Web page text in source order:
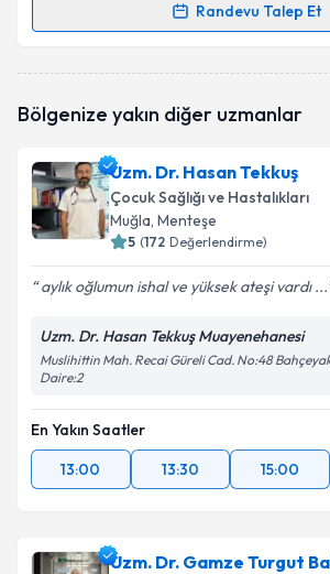
Randevu Talep Et
Randevu Takvimi Talebi
takvimi talebi oluşturun. Size bu
bilgilendireceğiz.
E-posta Adresiniz
Metni'ni okudum ve kişisel
kapsamda işlenmesini kabul
Bölgenize yakın diğer uzmanlar
Uzm. Dr. Hasan Tekkuş
Çocuk Sağlığı ve Hastalıkları
Muğla, Menteşe
5 (172 Değerlendirme)
aylık oğlumun ishal ve yüksek ateşi vardı ...
Uzm. Dr. Hasan Tekkuş Muayenehanesi
Muslihittin Mah. Recai Güreli Cad. No:48
Daire:2
En Yakın Saatler
13:00
13:30 15:00
Uzm. Dr. Gamze Turgut